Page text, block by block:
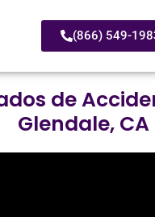
(866) 549-
de
Glendale, CA